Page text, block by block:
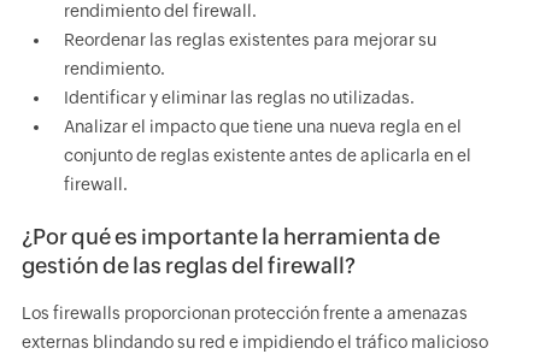
rendimiento del firewall.
Reordenar las reglas existentes para mejorar su
rendimiento.
Identificar y eliminar las reglas no utilizadas.
Analizar el impacto que tiene una nueva regla en el
conjunto de reglas existente antes de aplicarla en el
firewall.
¿Por qué es importante la herramienta de
gestión de las reglas del firewall?
Los firewalls proporcionan protección frente a amenazas
externas blindando su red e impidiendo el tráfico malicioso